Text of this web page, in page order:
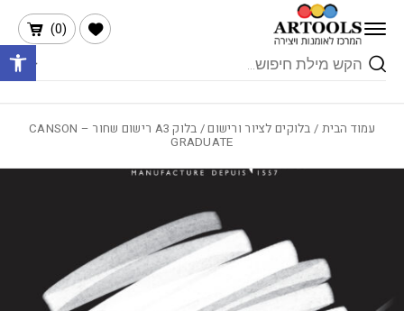
Skip to Content
Products
search
(
0
)
הרשימה שלי
עמוד הבית / בלוקים לציור ורישום / בלוק A3 רישום שחור CANSON –
GRADUATE
בחזרה למעלה